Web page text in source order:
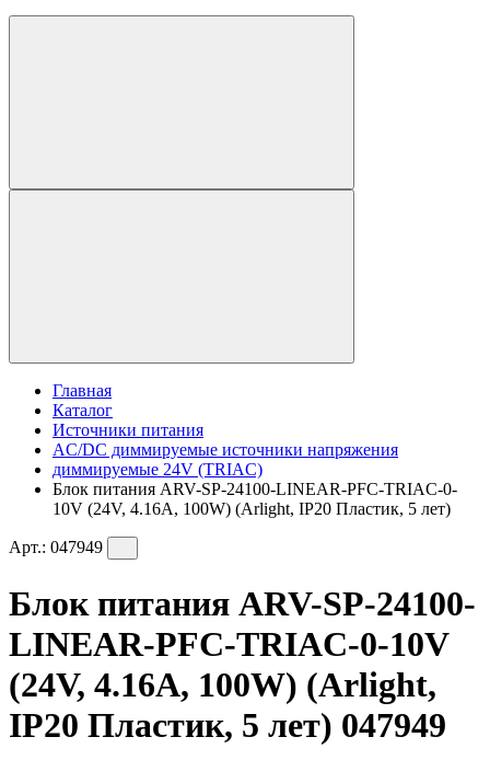
Главная
Каталог
Источники питания
AC/DC диммируемые источники напряжения
диммируемые 24V (TRIAC)
Блок питания ARV-SP-24100-LINEAR-PFC-TRIAC-0-
10V (24V, 4.16A, 100W) (Arlight, IP20 Пластик, 5 лет)
Арт.: 047949
Блок питания ARV-SP-24100-
LINEAR-PFC-TRIAC-0-10V
(24V, 4.16A, 100W) (Arlight,
IP20 Пластик, 5 лет) 047949